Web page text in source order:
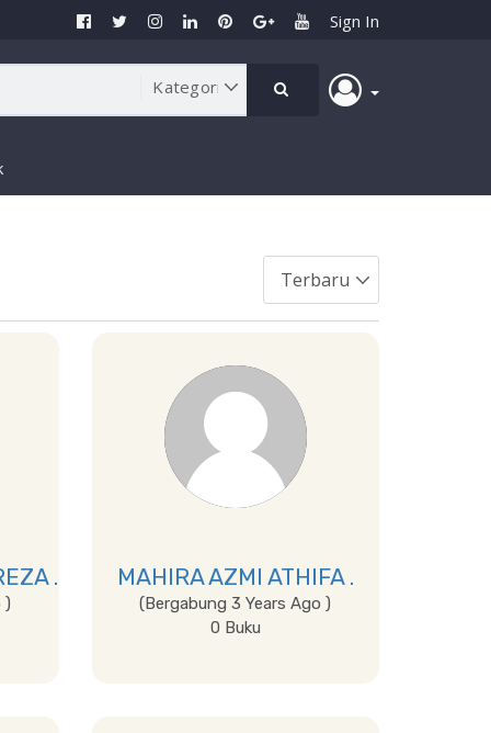
Sign In
.
)
MAHIRA AZMI ATHIFA .
(Bergabung 3 Years Ago )
0 Buku